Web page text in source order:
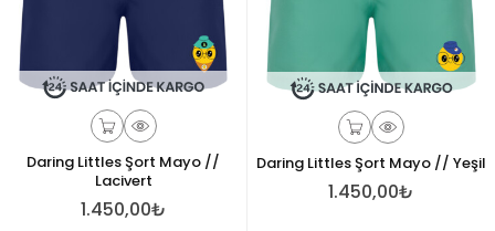
Daring Littles Şort Mayo //
Lacivert
1.450,00₺
Daring Littles Şort Mayo // Yeşil
1.450,00₺